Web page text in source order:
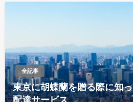
全記事
東京に胡蝶蘭を贈る際に知
配達サービス